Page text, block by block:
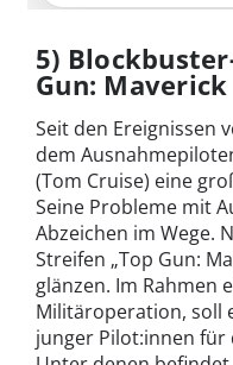
5)
Gun: Maverick
Seit den Ereignissen
dem
(Tom Cruise) eine
Seine Probleme mit
Abzeichen im Wege.
Streifen „Top Gun:
glänzen. Im Rahmen
Militäroperation, soll
junger Pilot:innen für